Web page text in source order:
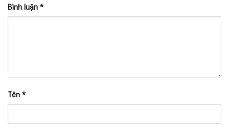
Bình luận *
Tên *